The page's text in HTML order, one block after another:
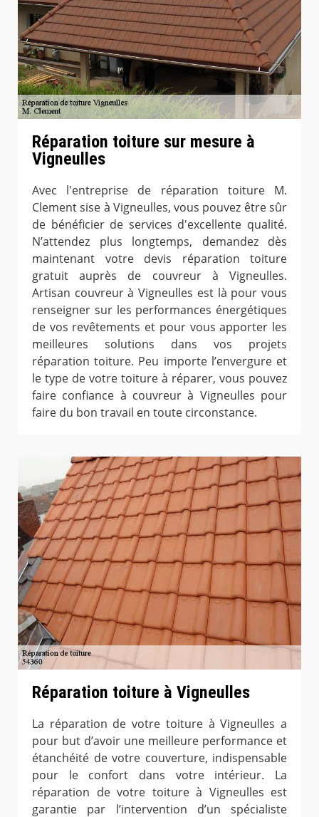
Réparation toiture sur mesure à
Vigneulles
Avec l'entreprise de réparation toiture M.
Clement sise à Vigneulles, vous pouvez être sûr
de bénéficier de services d'excellente qualité.
N’attendez plus longtemps, demandez dès
maintenant votre devis réparation toiture
gratuit auprès de couvreur à Vigneulles.
Artisan couvreur à Vigneulles est là pour vous
renseigner sur les performances énergétiques
de vos revêtements et pour vous apporter les
meilleures solutions dans vos projets
réparation toiture. Peu importe l’envergure et
le type de votre toiture à réparer, vous pouvez
faire confiance à couvreur à Vigneulles pour
faire du bon travail en toute circonstance.
Réparation toiture à Vigneulles
La réparation de votre toiture à Vigneulles a
pour but d’avoir une meilleure performance et
étanchéité de votre couverture, indispensable
pour le confort dans votre intérieur. La
réparation de votre toiture à Vigneulles est
garantie par l’intervention d’un spécialiste